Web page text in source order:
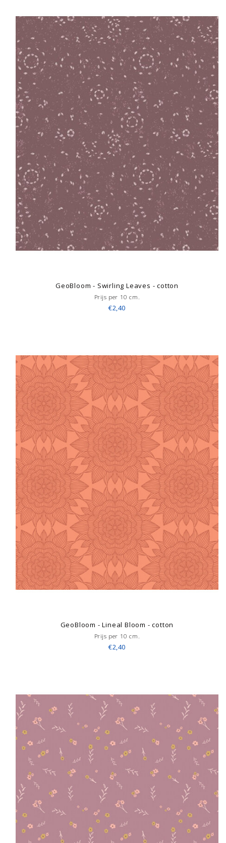
GeoBloom - Swirling Leaves - cotton
Prijs per 10 cm.
€2,40
GeoBloom - Lineal Bloom - cotton
Prijs per 10 cm.
€2,40